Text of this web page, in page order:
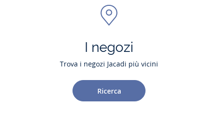
I negozi
Trova i negozi Jacadi più vicini
Ricerca